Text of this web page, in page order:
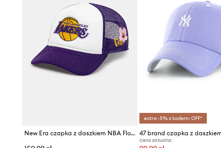
New Era czapka z daszkiem NBA Flower Trucker Lakers
extra -5% z kodem: OFF*
Cena aktualna: